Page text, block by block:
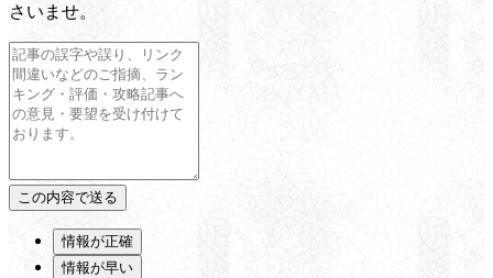
さいませ。
情報が正確
情報が早い